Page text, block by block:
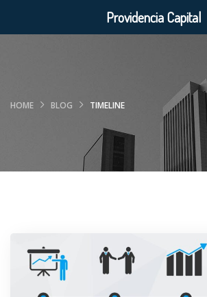
HOME BLOG TIMELINE
Providencia Capital